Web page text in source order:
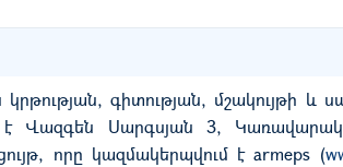
գիտության, մշակույթի և
Վազգեն Սարգսյան 3,
որը կազմակերպվում է armeps (